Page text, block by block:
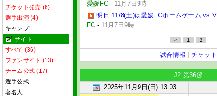
チケット発売 (6)
選手出演 (4)
キャンプ
サイト
すべて (36)
ファンサイト (13)
チーム公式 (17)
選手公式
著名人
愛媛FC - 11月7日9時
明日 11/8(土)は愛媛FCホームゲーム vs
FC - 11月7日9時
< 1 2
試合情報 チケット
J2 第36節
2025年11月9日(日) 13:03